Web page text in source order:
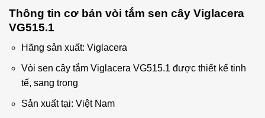
Thông tin cơ bản vòi tắm sen cây Viglacera
VG515.1
Hãng sản xuất: Viglacera
Vòi sen cây tắm Viglacera VG515.1 được thiết kế tinh
tế, sang trọng
Sản xuất tại: Việt Nam